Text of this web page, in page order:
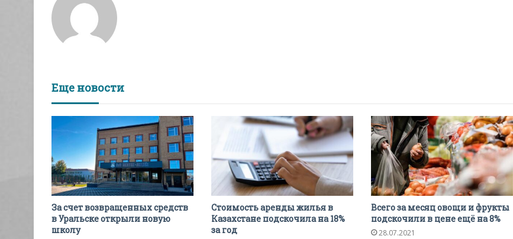
Еще новости
За счет возвращенных средств
в Уральске открыли новую
школу
Стоимость аренды жилья в
Казахстане подскочила на 18%
за год
Всего за месяц овощи и фрукты
подскочили в цене ещё на 8%
28.07.2021